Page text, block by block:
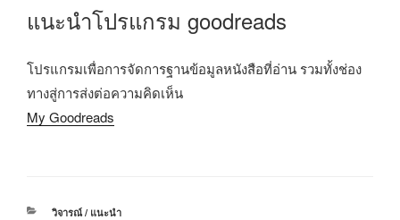
ที่แนะนำโปรแกรม goodreads
โปรแกรมเพื่อการจัดการฐานข้อมูลหนังสือที่อ่าน รวมทั้งช่อง
ทางสู่การส่งต่อความคิดเห็น
My Goodreads
หมวด
วิจารณ์ / แนะนำ